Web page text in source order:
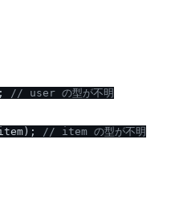
/ / user の型が不明
/ / item の型が不明